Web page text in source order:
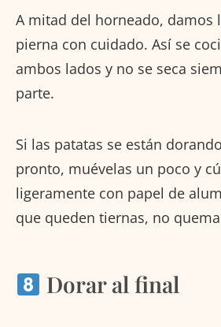
A mitad del horneado, damos
pierna con cuidado. Así se
ambos lados y no se seca
parte.
Si las patatas se están
pronto, muévelas un poco y
ligeramente con papel de
que queden tiernas, no
Dorar al final